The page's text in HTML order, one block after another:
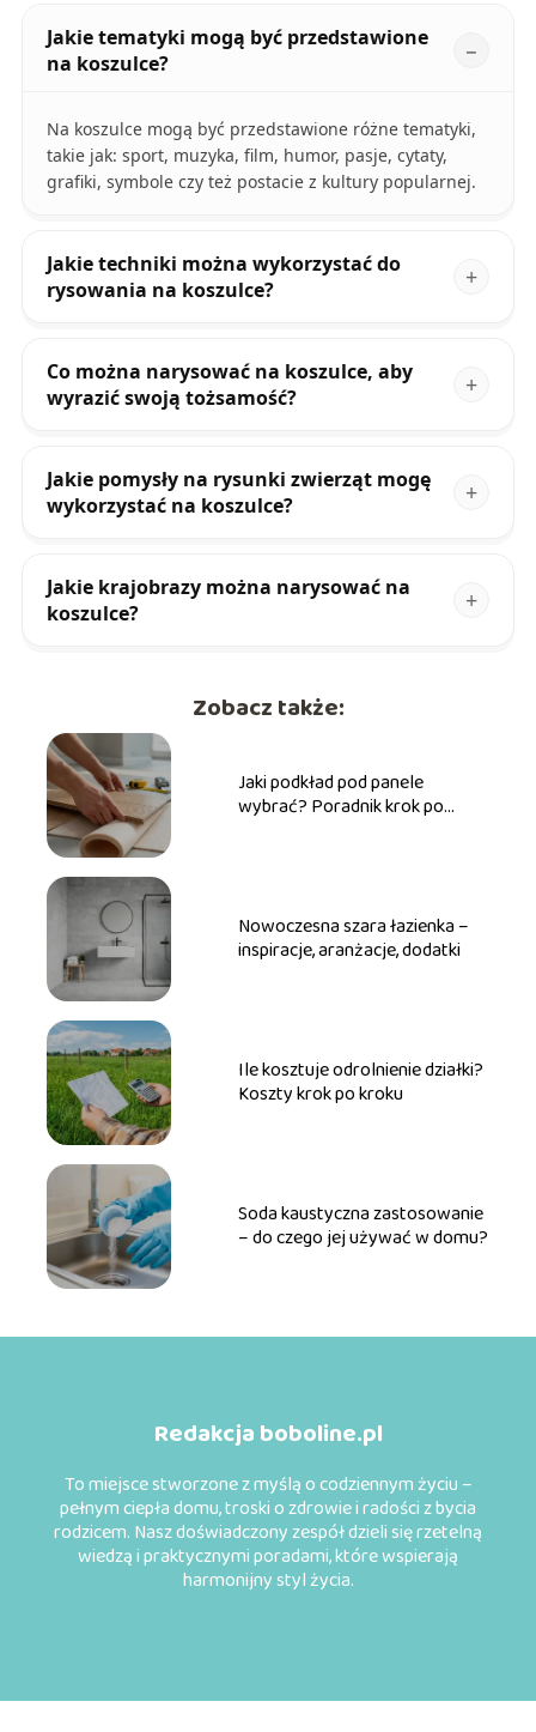
Jakie tematyki mogą być przedstawione
na koszulce?
Na koszulce mogą być przedstawione różne tematyki,
takie jak: sport, muzyka, film, humor, pasje, cytaty,
grafiki, symbole czy też postacie z kultury popularnej.
Jakie techniki można wykorzystać do
rysowania na koszulce?
Co można narysować na koszulce, aby
wyrazić swoją tożsamość?
Jakie pomysły na rysunki zwierząt mogę
wykorzystać na koszulce?
Jakie krajobrazy można narysować na
koszulce?
Zobacz także:
Jaki podkład pod panele
wybrać? Poradnik krok po
Nowoczesna szara łazienka –
inspiracje, aranżacje, dodatki
Ile kosztuje odrolnienie działki?
Koszty krok po kroku
Soda kaustyczna zastosowanie
– do czego jej używać w domu?
Redakcja boboline.pl
To miejsce stworzone z myślą o codziennym życiu –
pełnym ciepła domu, troski o zdrowie i radości z bycia
rodzicem. Nasz doświadczony zespół dzieli się rzetelną
wiedzą i praktycznymi poradami, które wspierają
harmonijny styl życia.